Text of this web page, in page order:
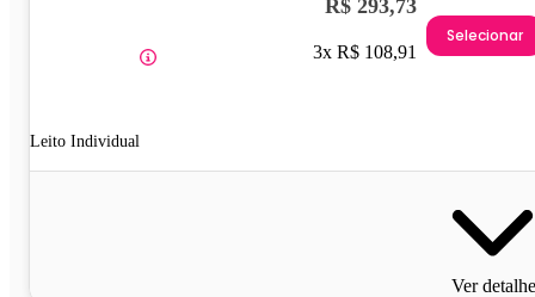
Leito Individual
R$ 293,73
3x R$ 108,91
Selecionar
Ver